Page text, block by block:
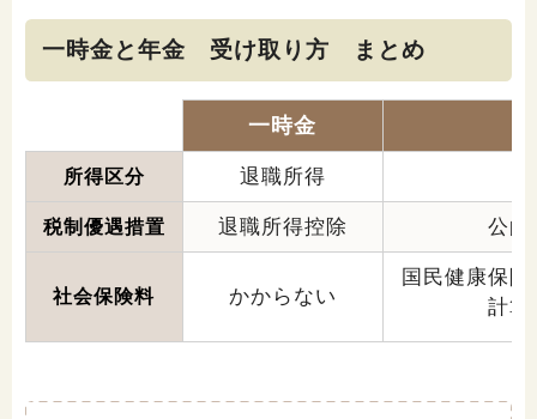
一時金と年金 受け取り方 まとめ
一時金
所得区分 退職所得
税制優遇措置 退職所得控除 公的
社会保険料 かからない
国民健康保
計算